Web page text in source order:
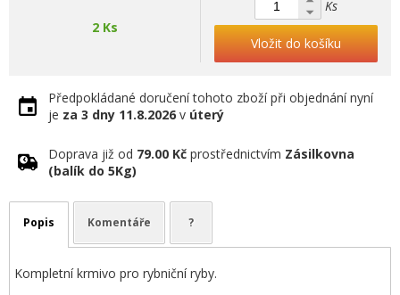
2 Ks
Ks
Vložit do košíku
Předpokládané doručení tohoto zboží při objednání nyní
je za 3 dny 11.8.2026 v úterý
Doprava již od 79.00 Kč prostřednictvím Zásilkovna
(balík do 5Kg)
Popis Komentáře ?
Kompletní krmivo pro rybniční ryby.